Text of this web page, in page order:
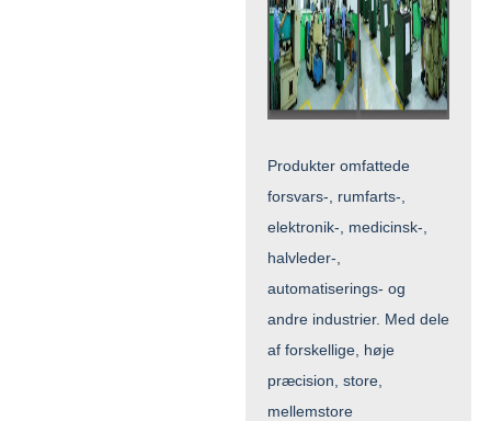
Produkter omfattede
forsvars-, rumfarts-,
elektronik-, medicinsk-,
halvleder-,
automatiserings- og
andre industrier. Med dele
af forskellige, høje
præcision, store,
mellemstore